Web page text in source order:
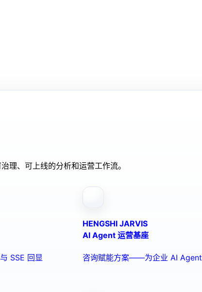
理、可上线的分析和运营工作流。
SSE 回显
HENGSHI JARVIS
AI Agent 运营基座
咨询赋能方案——为企业 AI Agent